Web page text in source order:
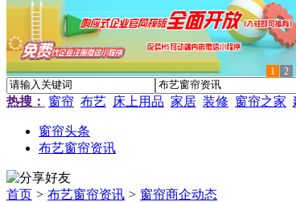
1 2
热搜： 窗帘 布艺 床上用品 家居 装修 窗帘之家
窗帘头条
布艺窗帘资讯
首页 > 布艺窗帘资讯 > 窗帘商企动态